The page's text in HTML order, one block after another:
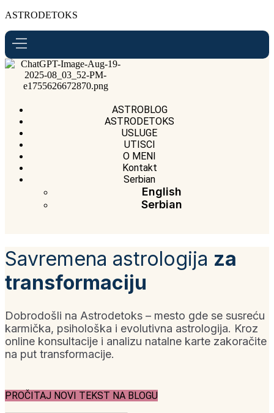
ASTRODETOKS
ASTROBLOG
ASTRODETOKS
USLUGE
UTISCI
O MENI
Kontakt
Serbian
English
Serbian
Savremena astrologija za
transformaciju
Dobrodošli na Astrodetoks – mesto gde se susreću
karmička, psihološka i evolutivna astrologija. Kroz
online konsultacije i analizu natalne karte zakoračite
na put transformacije.
PROČITAJ NOVI TEKST NA BLOGU